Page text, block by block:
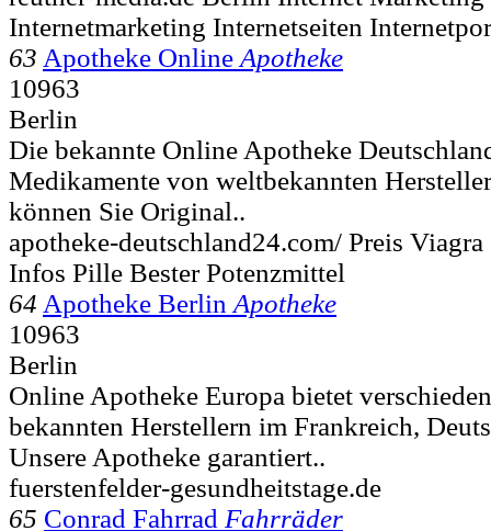
Internetmarketing Internetseiten
63 Apotheke Online Apotheke
10963
Berlin
Die bekannte Online Apotheke
Medikamente von weltbekannten
können Sie Original..
apotheke-deutschland24.com/ Preis
Infos Pille Bester Potenzmittel
64 Apotheke Berlin Apotheke
10963
Berlin
Online Apotheke Europa bietet
bekannten Herstellern im Frankreich,
Unsere Apotheke garantiert..
fuerstenfelder-gesundheitstage.de
65 Conrad Fahrrad Fahrräder